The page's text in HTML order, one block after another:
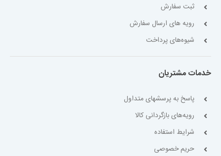
ثبت سفارش
رویه های ارسال سفارش
شیوه‌های پرداخت
خدمات مشتریان
پاسخ به پرسشهای متداول
رویه‌های بازگردانی کالا
شرایط استفاده
حریم خصوصی